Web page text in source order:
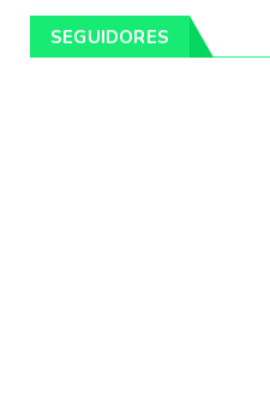
Pintores da
SEGUIDORES